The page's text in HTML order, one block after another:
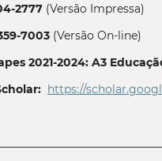
2777(Versão Impressa)
7003(Versão On-line)
2021-2024: A3
https://